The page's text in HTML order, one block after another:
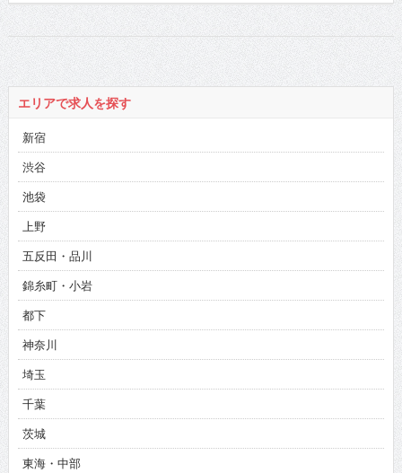
エリアで求人を探す
新宿
渋谷
池袋
上野
五反田・品川
錦糸町・小岩
都下
神奈川
埼玉
千葉
茨城
東海・中部